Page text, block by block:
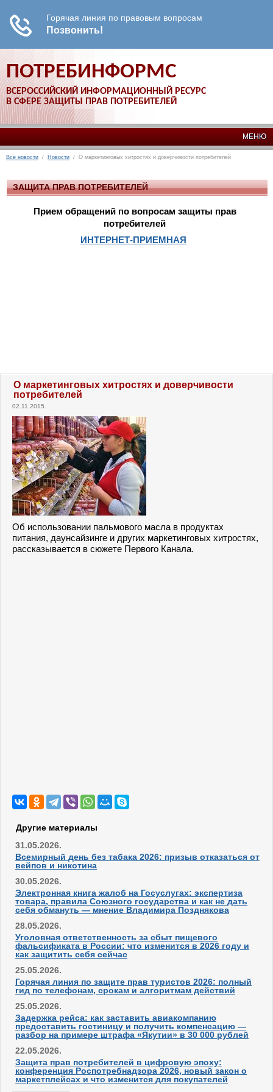
ПОТРЕБИНФОРМС
ВСЕРОССИЙСКИЙ ИНФОРМАЦИОННЫЙ РЕСУРС
В СФЕРЕ ЗАЩИТЫ ПРАВ ПОТРЕБИТЕЛЕЙ
МЕНЮ
Все новости / Новости / О маркетинговых хитростях и доверчивости потребителей
ЗАЩИТА ПРАВ ПОТРЕБИТЕЛЕЙ
Прием обращений по вопросам защиты прав
потребителей
ИНТЕРНЕТ-ПРИЕМНАЯ
О маркетинговых хитростях и доверчивости
потребителей
02.11.2015.
Об использовании пальмового масла в продуктах
питания, даунсайзинге и других маркетинговых хитростях,
рассказывается в сюжете Первого Канала.
Другие материалы
31.05.2026.
Всемирный день без табака 2026: призыв отказаться от
вейпов и никотина
30.05.2026.
Электронная книга жалоб на Госуслугах: экспертиза
товара, правила Союзного государства и как не дать
себя обмануть — мнение Владимира Позднякова
28.05.2026.
Уголовная ответственность за сбыт пищевого
фальсификата в России: что изменится в 2026 году и
как защитить себя сейчас
25.05.2026.
Горячая линия по защите прав туристов 2026: полный
гид по телефонам, срокам и алгоритмам действий
25.05.2026.
Задержка рейса: как заставить авиакомпанию
предоставить гостиницу и получить компенсацию —
разбор на примере штрафа «Якутии» в 30 000 рублей
22.05.2026.
Защита прав потребителей в цифровую эпоху:
конференция Роспотребнадзора 2026, новый закон о
маркетплейсах и что изменится для покупателей